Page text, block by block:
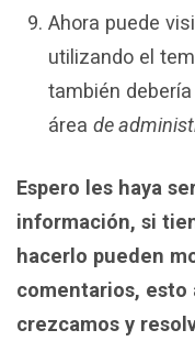
Ahora puede
utilizando el
también
área de
Espero les haya
información, si
hacerlo pueden
comentarios, esto
crezcamos y